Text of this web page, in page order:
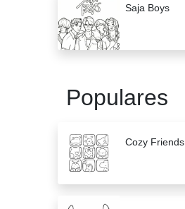
Saja Boys
Populares
Cozy Friends